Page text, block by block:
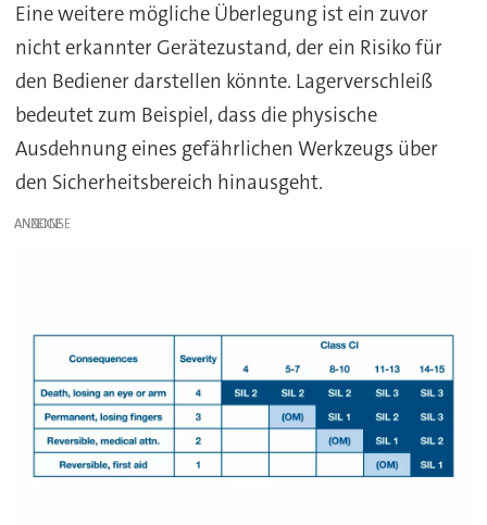
Eine weitere mögliche Überlegung ist ein zuvor
nicht erkannter Gerätezustand, der ein Risiko für
den Bediener darstellen könnte. Lagerverschleiß
bedeutet zum Beispiel, dass die physische
Ausdehnung eines gefährlichen Werkzeugs über
den Sicherheitsbereich hinausgeht.
ANZEIGE